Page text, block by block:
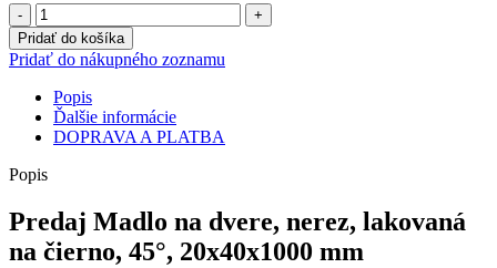
množstvo
Madlo
na
dvere,
nerez,
lakovaná
na
čierno,
45°,
mm
Pridať do košíka
Pridať do nákupného zoznamu
Popis
Ďalšie informácie
DOPRAVA A PLATBA
Popis
Predaj Madlo na dvere, nerez, lakovaná
na čierno, 45°, 20x40x1000 mm